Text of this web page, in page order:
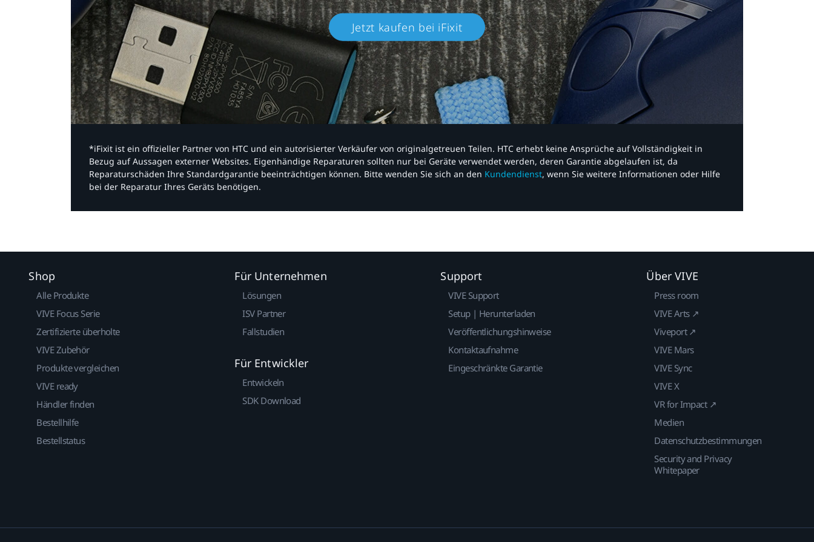
Jetzt kaufen bei iFixit​
*iFixit ist ein offizieller Partner von HTC und ein autorisierter Verkäufer von originalgetreuen Teilen. HTC erhebt keine Ansprüche auf Vollständigkeit in
Bezug auf Aussagen externer Websites. Eigenhändige Reparaturen sollten nur bei Geräte verwendet werden, deren Garantie abgelaufen ist, da
Reparaturschäden Ihre Standardgarantie beeinträchtigen können. Bitte wenden Sie sich an den Kundendienst, wenn Sie weitere Informationen oder Hilfe
bei der Reparatur Ihres Geräts benötigen.​
Shop
Alle Produkte
VIVE Focus Serie
Zertifizierte überholte
VIVE Zubehör
Produkte vergleichen
VIVE ready
Händler finden
Bestellhilfe
Bestellstatus
Für Unternehmen
Lösungen
ISV Partner
Fallstudien
Für Entwickler
Entwickeln
SDK Download
Support
VIVE Support
Setup | Herunterladen
Veröffentlichungshinweise
Kontaktaufnahme
Eingeschränkte Garantie
Über VIVE
Press room
VIVE Arts ↗
Viveport ↗
VIVE Mars
VIVE Sync
VIVE X
VR for Impact ↗
Medien
Datenschutzbestimmungen
Security and Privacy
Whitepaper